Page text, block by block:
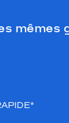
mêmes